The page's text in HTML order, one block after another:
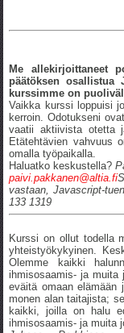
Me allekirjoittaneet
päätöksen osallistua
kurssimme on
Vaikka kurssi loppuisi
kerroin. Odotukseni
vaatii aktiivista otetta
Etätehtävien vahvuus
omalla työpaikalla.
Haluatko keskustella?
paivi.pakkanen@altia.fi
vastaan, Javascript-
133 1319
Kurssi on ollut todella
yhteistyökykyinen.
Olemme kaikki
ihmisosaamis- ja muita
eväitä omaan elämään
monen alan taitajista;
kaikki, joilla on halu
ihmisosaamis- ja muita